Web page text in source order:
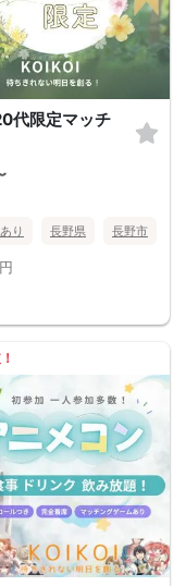
代限定マッチ
り 長野県 長野市